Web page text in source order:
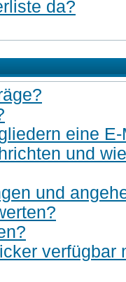
da?
eine
und
und
verfügbar